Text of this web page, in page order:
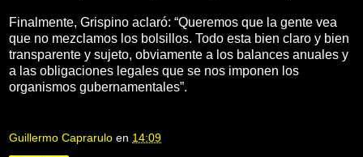
Finalmente, Grispino aclaró: “Queremos que la gente vea
que no mezclamos los bolsillos. Todo esta bien claro y bien
transparente y sujeto, obviamente a los balances anuales y
a las obligaciones legales que se nos imponen los
organismos gubernamentales”.
Guillermo Caprarulo en 14:09